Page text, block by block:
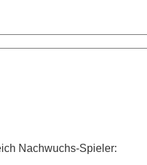
Nachwuchs-Spieler: